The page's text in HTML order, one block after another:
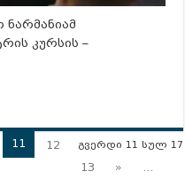
კურსის –
გვერდი 11 სულ 17
11
12
13
»
...